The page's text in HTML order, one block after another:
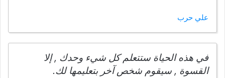
علي حرب
في هذه الحياة ستتعلم كل شيء وحدك , إلا
القسوة , سيقوم شخص آخر بتعليمها لك.